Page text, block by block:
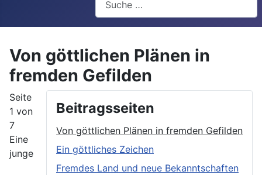
Von göttlichen Plänen in
fremden Gefilden
Beitragsseiten
Von göttlichen Plänen in fremden Gefilden
Ein göttliches Zeichen
Fremdes Land und neue Bekanntschaften
Seite
1 von
7
Eine
junge